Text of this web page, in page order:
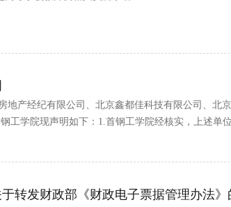
地产经纪有限公司、北京鑫都佳科技有限公司、北
工学院现声明如下：1.首钢工学院经核实，上述
转发财政部《财政电子票据管理办法》